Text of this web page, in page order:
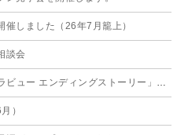
催しました（26年7月籠上）
談会
ストーリー」に弊社スタッフが出演いたしました（26年6月）
）